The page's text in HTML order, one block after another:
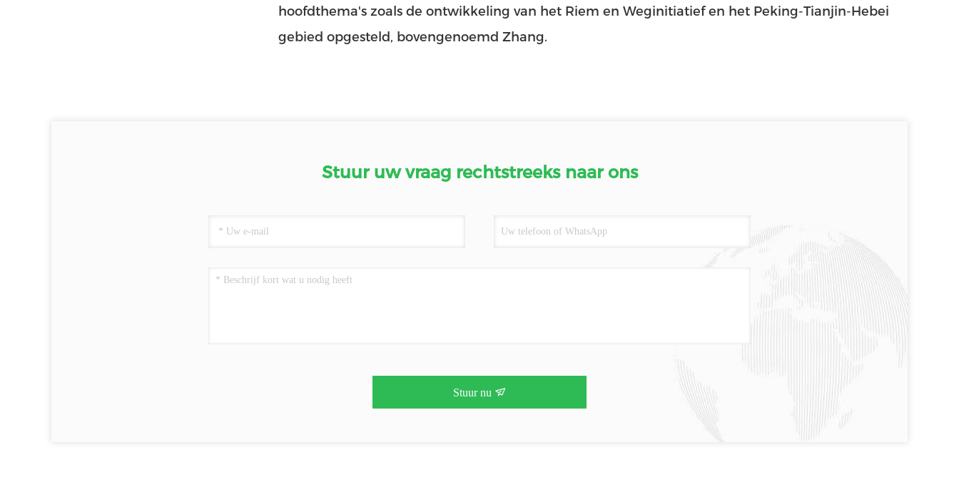
hoofdthema's zoals de ontwikkeling van het Riem en Weginitiatief en het Peking-Tianjin-Hebei
gebied opgesteld, bovengenoemd Zhang.
Stuur uw vraag rechtstreeks naar ons
Stuur nu